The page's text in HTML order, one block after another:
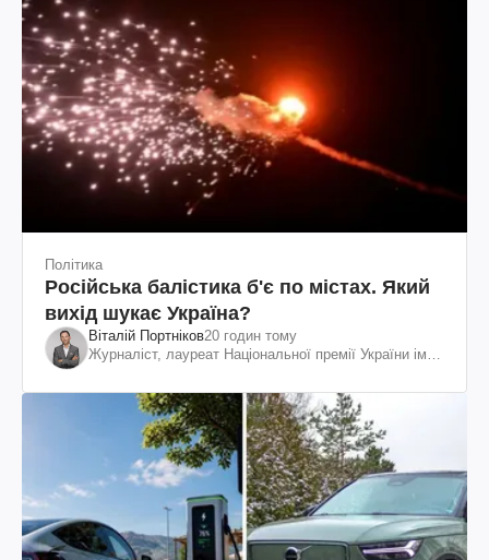
Політика
Російська балістика б'є по містах. Який
вихід шукає Україна?
Віталій Портніков20 годин тому
Журналіст, лауреат Національної премії України ім.